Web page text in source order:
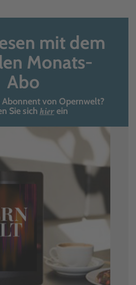
mit dem
Monats-
Abo
Abonnent von Opernwelt?
Sie sich hierein